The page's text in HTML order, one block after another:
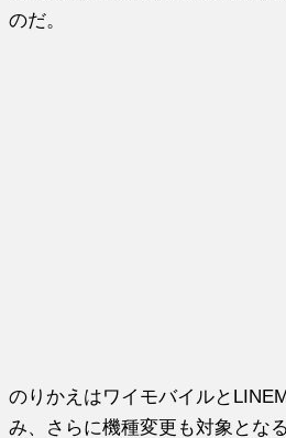
のだ。
のりかえはワイモバイルと
み、さらに機種変更も対象とな